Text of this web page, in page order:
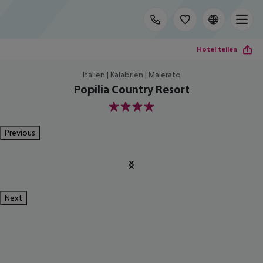
Hotel teilen
Italien | Kalabrien | Maierato
Popilia Country Resort
4
Previous
Next